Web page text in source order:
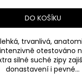
DO KOŠÍKU
trvanlivá,
otestováno
silné suché zipy
donastavení i pevné...